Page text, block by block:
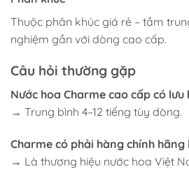
Thuộc phân khúc giá rẻ – tầm
nghiệm gần với dòng cao cấp.
Câu hỏi thường gặp
Nước hoa Charme cao cấp có
→ Trung bình 4–12 tiếng tùy dòng.
Charme có phải hàng chính hãng
→ Là thương hiệu nước hoa Việt